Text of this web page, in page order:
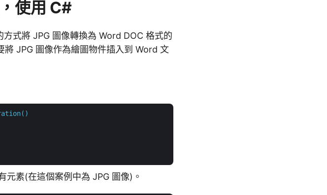
使用 C#
式將 JPG 圖像轉換為 Word DOC 格式的
JPG 圖像作為繪圖物件插入到 Word 文
素(在這個案例中為 JPG 圖像)。